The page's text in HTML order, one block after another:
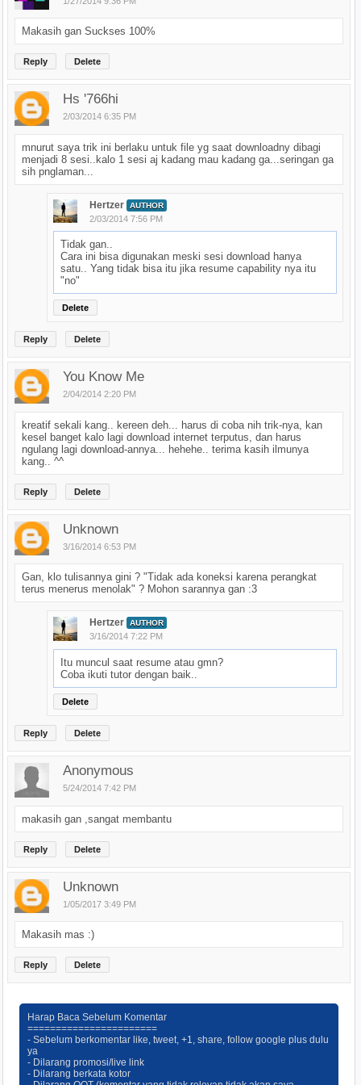
Makasih gan Suckses 100%
Reply Delete
Hs '766hi
2/03/2014 6:35 PM
mnurut saya trik ini berlaku untuk file yg saat downloadny dibagi
menjadi 8 sesi..kalo 1 sesi aj kadang mau kadang ga...seringan ga
sih pnglaman...
Hertzer AUTHOR
2/03/2014 7:56 PM
Tidak gan..
Cara ini bisa digunakan meski sesi download hanya
satu.. Yang tidak bisa itu jika resume capability nya itu
"no"
Delete
Reply Delete
You Know Me
2/04/2014 2:20 PM
kreatif sekali kang.. kereen deh... harus di coba nih trik-nya, kan
kesel banget kalo lagi download internet terputus, dan harus
ngulang lagi download-annya... hehehe.. terima kasih ilmunya
kang.. ^^
Reply Delete
Unknown
3/16/2014 6:53 PM
Gan, klo tulisannya gini ? "Tidak ada koneksi karena perangkat
terus menerus menolak" ? Mohon sarannya gan :3
Hertzer AUTHOR
3/16/2014 7:22 PM
Itu muncul saat resume atau gmn?
Coba ikuti tutor dengan baik..
Delete
Reply Delete
Anonymous
5/24/2014 7:42 PM
makasih gan ,sangat membantu
Reply Delete
Unknown
1/05/2017 3:49 PM
Makasih mas :)
Reply Delete
Harap Baca Sebelum Komentar
=======================
- Sebelum berkomentar like, tweet, +1, share, follow google plus dulu
ya
- Dilarang promosi/live link
- Dilarang berkata kotor